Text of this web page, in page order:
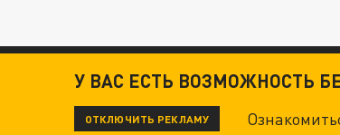
У ВАС ЕСТЬ ВОЗМОЖНОСТЬ
ОТКЛЮЧИТЬ РЕКЛАМУ